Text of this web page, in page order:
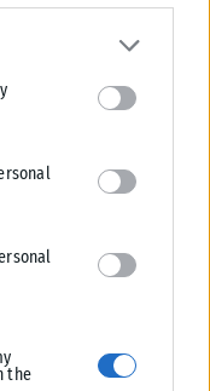
or more Google
including but not
tags to use your data
consent section.
the